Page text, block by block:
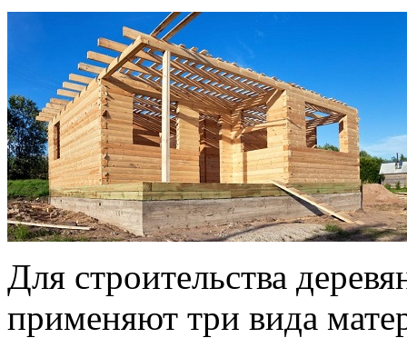
Для строительства
применяют три вида